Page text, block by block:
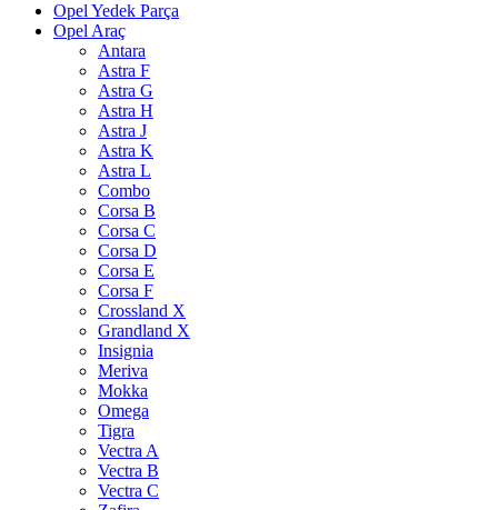
Opel Yedek Parça
Opel Araç
Antara
Astra F
Astra G
Astra H
Astra J
Astra K
Astra L
Combo
Corsa B
Corsa C
Corsa D
Corsa E
Corsa F
Crossland X
Grandland X
Insignia
Meriva
Mokka
Omega
Tigra
Vectra A
Vectra B
Vectra C